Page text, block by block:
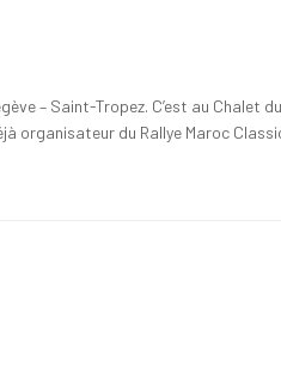
– Saint-Tropez. C’est au Chalet
organisateur du Rallye Maroc